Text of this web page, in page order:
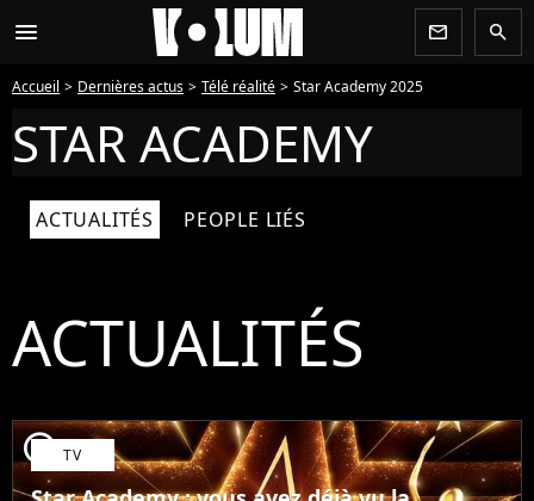
menu newsletter search
Accueil Dernières actus Télé réalité Star Academy 2025
STAR ACADEMY
ACTUALITÉS PEOPLE LIÉS
ACTUALITÉS
player2 TV